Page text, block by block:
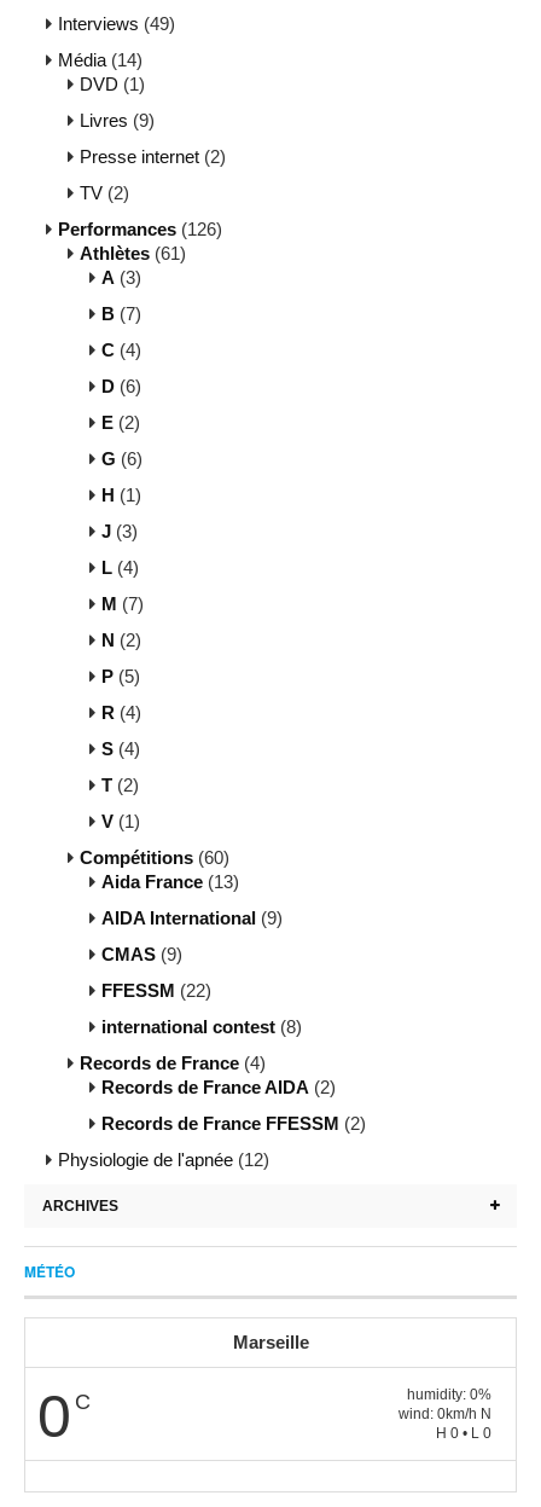
Interviews (49)
Média(14)
DVD (1)
Livres (9)
Presse internet (2)
TV (2)
Performances (126)
Athlètes (61)
A (3)
B (7)
C (4)
D (6)
E (2)
G (6)
H (1)
J (3)
L (4)
M (7)
N (2)
P (5)
R (4)
S (4)
T (2)
V (1)
Compétitions (60)
Aida France (13)
AIDA International (9)
CMAS (9)
FFESSM (22)
international contest (8)
Records de France (4)
Records de France AIDA (2)
Records de France FFESSM (2)
Physiologie de l'apnée (12)
ARCHIVES
MÉTÉO
Marseille
0 C
humidity: 0%
wind: 0km/h N
H 0 • L 0